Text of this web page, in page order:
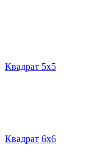
Квадрат 5х5
Квадрат 6х6